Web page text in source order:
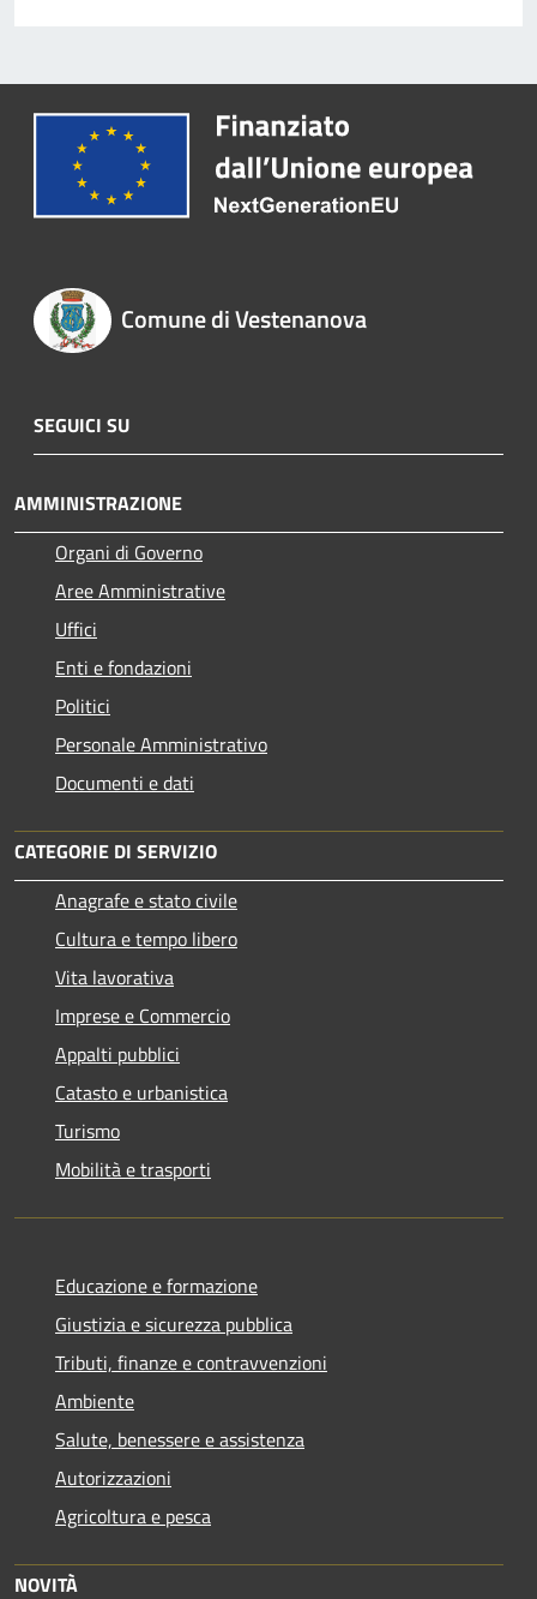
Comune di Vestenanova
SEGUICI SU
AMMINISTRAZIONE
Organi di Governo
Aree Amministrative
Uffici
Enti e fondazioni
Politici
Personale Amministrativo
Documenti e dati
CATEGORIE DI SERVIZIO
Anagrafe e stato civile
Cultura e tempo libero
Vita lavorativa
Imprese e Commercio
Appalti pubblici
Catasto e urbanistica
Turismo
Mobilità e trasporti
Educazione e formazione
Giustizia e sicurezza pubblica
Tributi, finanze e contravvenzioni
Ambiente
Salute, benessere e assistenza
Autorizzazioni
Agricoltura e pesca
NOVITÀ